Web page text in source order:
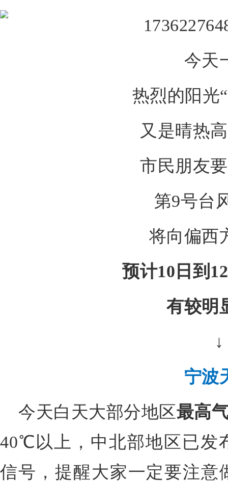
今天
热烈的阳光
又是晴热
市民朋友
第9号台
将向偏西
预计10日到
有较明
↓
宁波
今天白天大部分地区最高
40℃以上，中北部地区已发
信号，提醒大家一定要注意